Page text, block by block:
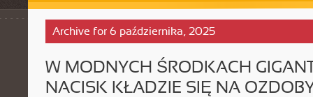
Archive for 6 października, 2025
W MODNYCH ŚRODKACH
NACISK KŁADZIE SIĘ NA